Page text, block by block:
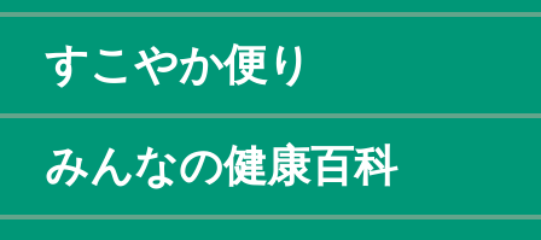
すこやか便り
みんなの健康百科